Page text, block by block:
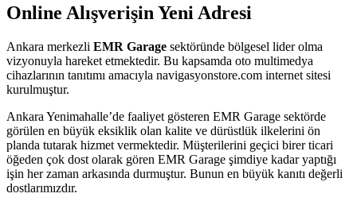
Online Alışverişin Yeni Adresi
Ankara merkezli EMR Garage sektöründe bölgesel lider olma
vizyonuyla hareket etmektedir. Bu kapsamda oto multimedya
cihazlarının tanıtımı amacıyla navigasyonstore.com internet sitesi
kurulmuştur.
Ankara Yenimahalle’de faaliyet gösteren EMR Garage sektörde
görülen en büyük eksiklik olan kalite ve dürüstlük ilkelerini ön
planda tutarak hizmet vermektedir. Müşterilerini geçici birer ticari
öğeden çok dost olarak gören EMR Garage şimdiye kadar yaptığı
işin her zaman arkasında durmuştur. Bunun en büyük kanıtı değerli
dostlarımızdır.